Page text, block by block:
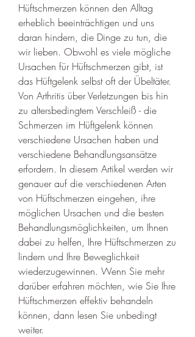
Hüftschmerzen können den Alltag
erheblich beeinträchtigen und uns
daran hindern, die Dinge zu tun, die
wir lieben. Obwohl es viele mögliche
Ursachen für Hüftschmerzen gibt, ist
das Hüftgelenk selbst oft der Übeltäter.
Von Arthritis über Verletzungen bis hin
zu altersbedingtem Verschleiß - die
Schmerzen im Hüftgelenk können
verschiedene Ursachen haben und
verschiedene Behandlungsansätze
erfordern. In diesem Artikel werden wir
genauer auf die verschiedenen Arten
von Hüftschmerzen eingehen, ihre
möglichen Ursachen und die besten
Behandlungsmöglichkeiten, um Ihnen
dabei zu helfen, Ihre Hüftschmerzen zu
lindern und Ihre Beweglichkeit
wiederzugewinnen. Wenn Sie mehr
darüber erfahren möchten, wie Sie Ihre
Hüftschmerzen effektiv behandeln
können, dann lesen Sie unbedingt
weiter.